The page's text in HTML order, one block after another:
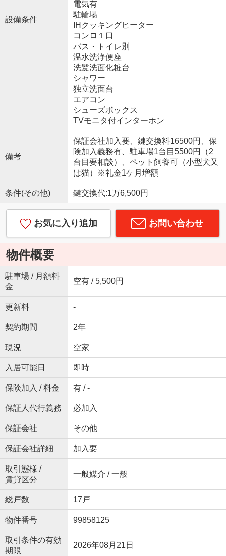
設備条件
電気有
駐輪場
IHクッキングヒーター
コンロ１口
バス・トイレ別
温水洗浄便座
洗髪洗面化粧台
シャワー
独立洗面台
エアコン
シューズボックス
TVモニタ付インターホン
備考
保証会社加入要、鍵交換料16500円、保
険加入義務有、駐車場1台目5500円（2
台目要相談）、ペット飼養可（小型犬又
は猫）※礼金1ケ月増額
条件(その他) 鍵交換代:1万6,500円
お気に入り追加 お問い合わせ
物件概要
駐車場 / 月額料
金
空有 / 5,500円
更新料 -
契約期間 2年
現況 空家
入居可能日 即時
保険加入 / 料金 有 / -
保証人代行義務 必加入
保証会社 その他
保証会社詳細 加入要
取引態様 /
賃貸区分
一般媒介 / 一般
総戸数 17戸
物件番号 99858125
取引条件の有効
期限
2026年08月21日